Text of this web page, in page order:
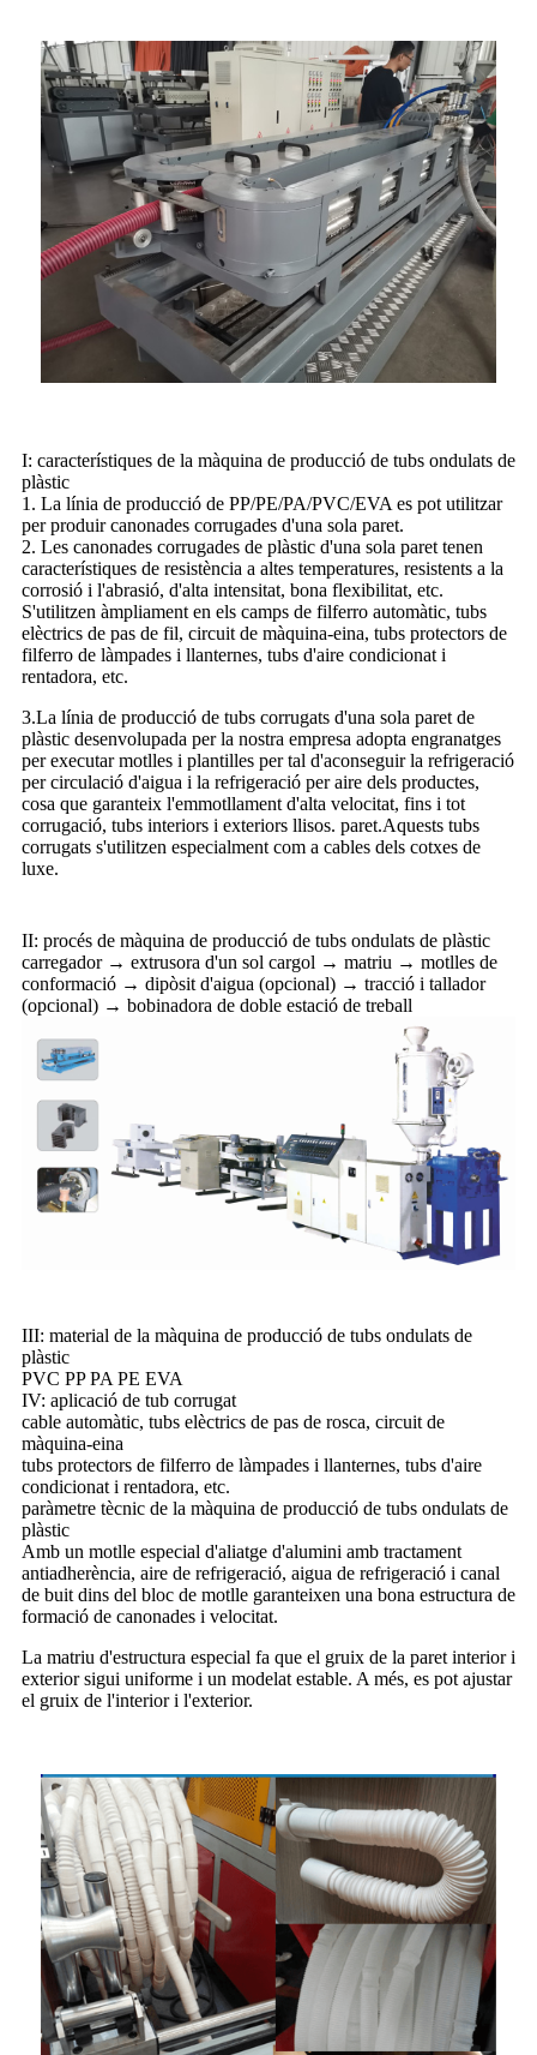
I: característiques de la màquina de producció de tubs ondulats de
plàstic
1. La línia de producció de PP/PE/PA/PVC/EVA es pot utilitzar
per produir canonades corrugades d'una sola paret.
2. Les canonades corrugades de plàstic d'una sola paret tenen
característiques de resistència a altes temperatures, resistents a la
corrosió i l'abrasió, d'alta intensitat, bona flexibilitat, etc.
S'utilitzen àmpliament en els camps de filferro automàtic, tubs
elèctrics de pas de fil, circuit de màquina-eina, tubs protectors de
filferro de làmpades i llanternes, tubs d'aire condicionat i
rentadora, etc.
3.La línia de producció de tubs corrugats d'una sola paret de
plàstic desenvolupada per la nostra empresa adopta engranatges
per executar motlles i plantilles per tal d'aconseguir la refrigeració
per circulació d'aigua i la refrigeració per aire dels productes,
cosa que garanteix l'emmotllament d'alta velocitat, fins i tot
corrugació, tubs interiors i exteriors llisos. paret.Aquests tubs
corrugats s'utilitzen especialment com a cables dels cotxes de
luxe.
II: procés de màquina de producció de tubs ondulats de plàstic
carregador → extrusora d'un sol cargol → matriu → motlles de
conformació → dipòsit d'aigua (opcional) → tracció i tallador
(opcional) → bobinadora de doble estació de treball
III: material de la màquina de producció de tubs ondulats de
plàstic
PVC PP PA PE EVA
IV: aplicació de tub corrugat
cable automàtic, tubs elèctrics de pas de rosca, circuit de
màquina-eina
tubs protectors de filferro de làmpades i llanternes, tubs d'aire
condicionat i rentadora, etc.
paràmetre tècnic de la màquina de producció de tubs ondulats de
plàstic
Amb un motlle especial d'aliatge d'alumini amb tractament
antiadherència, aire de refrigeració, aigua de refrigeració i canal
de buit dins del bloc de motlle garanteixen una bona estructura de
formació de canonades i velocitat.
La matriu d'estructura especial fa que el gruix de la paret interior i
exterior sigui uniforme i un modelat estable. A més, es pot ajustar
el gruix de l'interior i l'exterior.